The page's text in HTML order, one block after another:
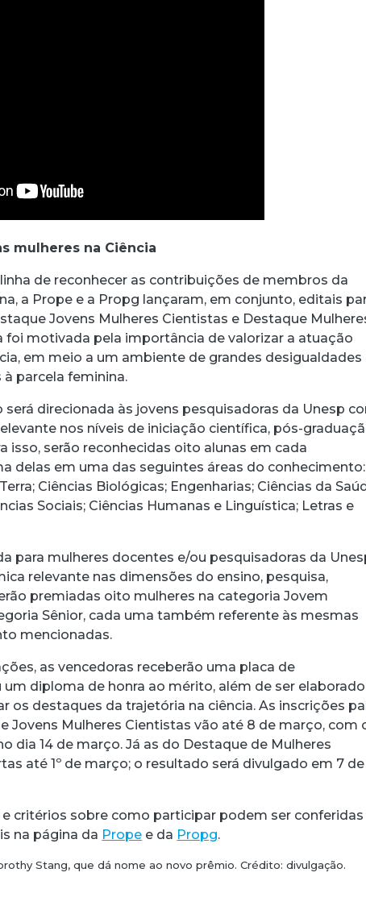
mulheres na Ciência
de reconhecer as contribuições de membros da
a Prope e a Propg lançaram, em conjunto, editais
Jovens Mulheres Cientistas e Destaque
foi motivada pela importância de valorizar a atuação
em meio a um ambiente de grandes desigualdades
parcela feminina.
direcionada às jovens pesquisadoras da Unesp
nos níveis de iniciação científica, pós-
isso, serão reconhecidas oito alunas em cada
delas em uma das seguintes áreas do conhecimento:
Ciências Biológicas; Engenharias; Ciências da
Sociais; Ciências Humanas e Linguística; Letras e
para mulheres docentes e/ou pesquisadoras da
relevante nas dimensões do ensino, pesquisa,
premiadas oito mulheres na categoria Jovem
Sênior, cada uma também referente às mesmas
mencionadas.
as vencedoras receberão uma placa de
diploma de honra ao mérito, além de ser elaborado
os destaques da trajetória na ciência. As inscrições
Jovens Mulheres Cientistas vão até 8 de março, com
dia 14 de março. Já as do Destaque de Mulheres
até 1º de março; o resultado será divulgado em 7 de
critérios sobre como participar podem ser conferidas
na página da Prope e da Propg.
Stang, que dá nome ao novo prêmio. Crédito: divulgação.